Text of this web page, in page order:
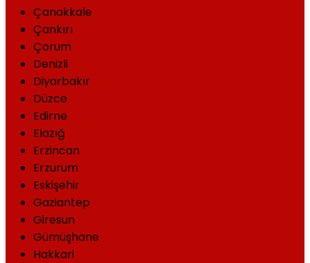
Çanakkale
Çankırı
Çorum
Denizli
Diyarbakır
Düzce
Edirne
Elazığ
Erzincan
Erzurum
Eskişehir
Gaziantep
Giresun
Gümüşhane
Hakkari